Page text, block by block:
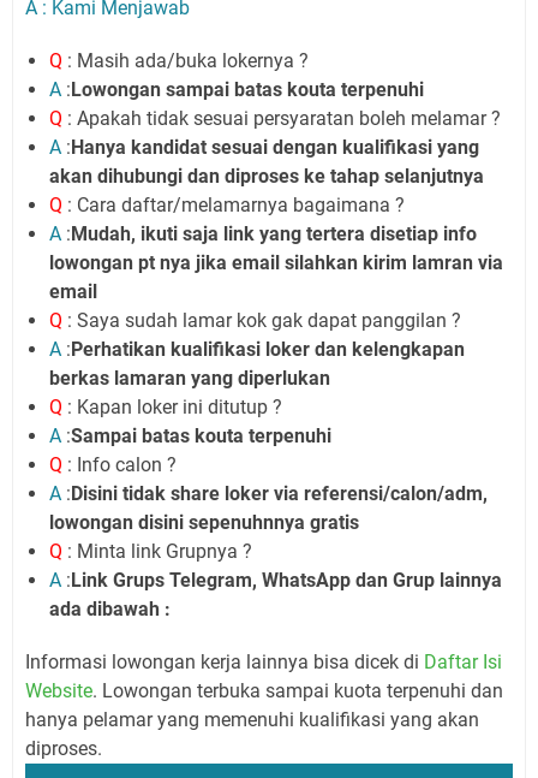
A : Kami Menjawab
Q : Masih ada/buka lokernya ?
A :Lowongan sampai batas kouta terpenuhi
Q : Apakah tidak sesuai persyaratan boleh melamar ?
A :Hanya kandidat sesuai dengan kualifikasi yang
akan dihubungi dan diproses ke tahap selanjutnya
Q : Cara daftar/melamarnya bagaimana ?
A :Mudah, ikuti saja link yang tertera disetiap info
lowongan pt nya jika email silahkan kirim lamran via
email
Q : Saya sudah lamar kok gak dapat panggilan ?
A :Perhatikan kualifikasi loker dan kelengkapan
berkas lamaran yang diperlukan
Q : Kapan loker ini ditutup ?
A :Sampai batas kouta terpenuhi
Q : Info calon ?
A :Disini tidak share loker via referensi/calon/adm,
lowongan disini sepenuhnnya gratis
Q : Minta link Grupnya ?
A :Link Grups Telegram, WhatsApp dan Grup lainnya
ada dibawah :
Informasi lowongan kerja lainnya bisa dicek di Daftar Isi
Website. Lowongan terbuka sampai kuota terpenuhi dan
hanya pelamar yang memenuhi kualifikasi yang akan
diproses.